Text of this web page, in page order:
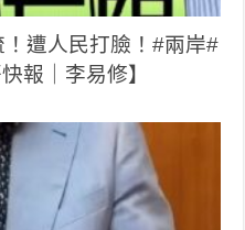
遭人民打臉！#兩岸#
報｜李易修】